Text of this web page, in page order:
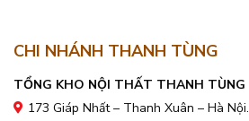
CHI NHÁNH THANH TÙNG
TỔNG KHO NỘI THẤT THANH TÙNG
173 Giáp Nhất – Thanh Xuân – Hà Nội.